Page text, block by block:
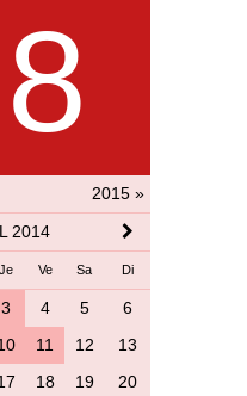
2015 »
2014
Je Ve Sa Di
3 4 5
6
11 12
13
18 19
20